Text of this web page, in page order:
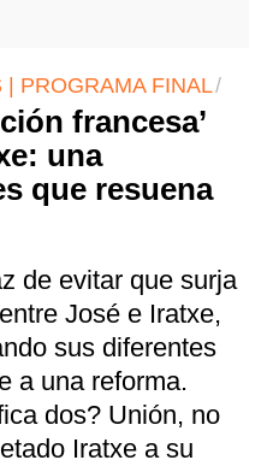
| PROGRAMA FINAL
francesa’
una
que resuena
de evitar que surja
José e Iratxe,
sus diferentes
a una reforma.
dos? Unión, no
Iratxe a su